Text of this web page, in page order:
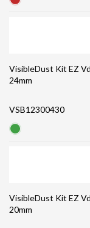
VisibleDust Kit EZ
24mm
VSB12300430
VisibleDust Kit EZ
20mm